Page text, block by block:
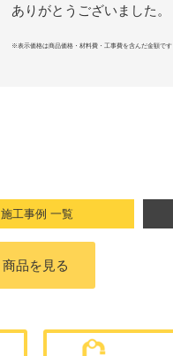
ありがとうございました。
※表示価格は商品価格・材料費・工事費を含んだ金額です
施工事例 一覧
商品を見る